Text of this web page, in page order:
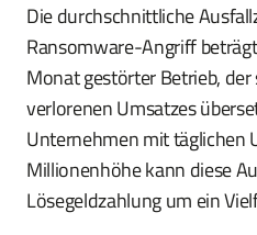
Die durchschnittliche
Ransomware-Angriff
Monat gestörter Betrieb,
verlorenen Umsatzes
Unternehmen mit täglichen
Millionenhöhe kann diese
Lösegeldzahlung um ein